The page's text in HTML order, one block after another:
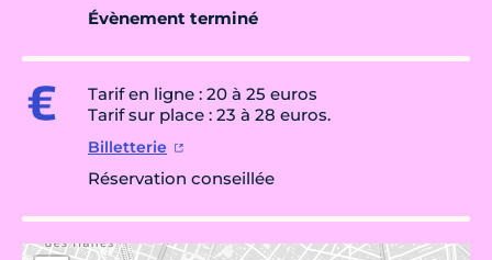
Évènement terminé
Tarif en ligne : 20 à 25 euros
Tarif sur place : 23 à 28 euros.
Billetterie
Réservation conseillée